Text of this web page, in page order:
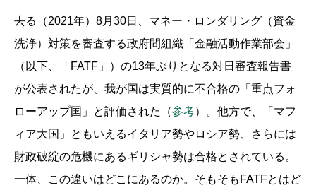
去る（2021年）8月30日、マネー・ロンダリング（資金
洗浄）対策を審査する政府間組織「金融活動作業部会」
（以下、「FATF」）の13年ぶりとなる対日審査報告書
が公表されたが、我が国は実質的に不合格の「重点フォ
ローアップ国」と評価された（参考）。他方で、「マフ
ィア大国」ともいえるイタリア勢やロシア勢、さらには
財政破綻の危機にあるギリシャ勢は合格とされている。
一体、この違いはどこにあるのか。そもそもFATFとはど